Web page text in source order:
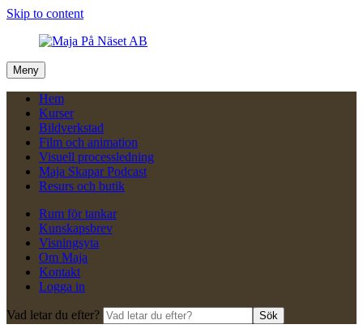
Skip to content
Meny
Hem
Kurser
Bildverkstad
Film och animation
Visuell processledning
Maja Skapar Podcast
Resurs och butik
Rum för tankar
Kunskapsbrev
Visningsyta
Om Maja
Kontakt
Logga in
Vad letar du efter? Sök